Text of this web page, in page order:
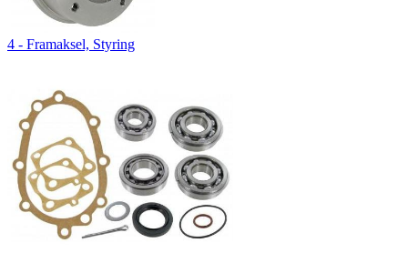
4 - Framaksel, Styring